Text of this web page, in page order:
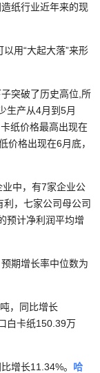
纸行业近年来的现
用“大起大落”来形
突破了历史高位,所
生产从4月到5月
纸价格最高出现在
价格出现在6月底，
中，有7家企业公
，七家公司母公司
预计净利润平均增
期增长率中位数为
，同比增长
白卡纸150.39万
增长11.34%。 哈